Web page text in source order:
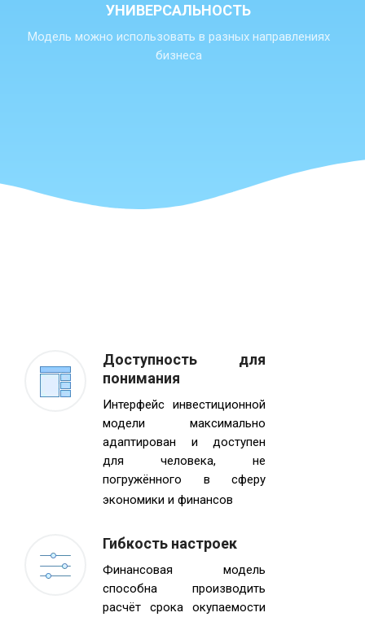
УНИВЕРСАЛЬНОСТЬ
Модель можно использовать в разных направлениях
бизнеса
Доступность для
понимания
Интерфейс инвестиционной
модели максимально
адаптирован и доступен
для человека, не
погружённого в сферу
экономики и финансов
Гибкость настроек
Финансовая модель
способна производить
расчёт срока окупаемости